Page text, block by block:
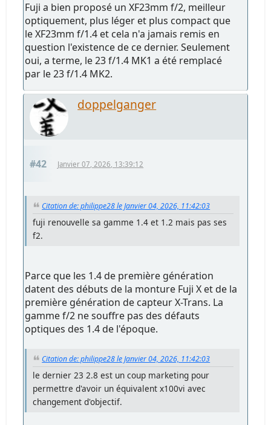
Fuji a bien proposé un XF23mm f/2, meilleur
optiquement, plus léger et plus compact que
le XF23mm f/1.4 et cela n'a jamais remis en
question l'existence de ce dernier. Seulement
oui, a terme, le 23 f/1.4 MK1 a été remplacé
par le 23 f/1.4 MK2.
doppelganger
#42 Janvier 07, 2026, 13:39:12
Citation de: philippe28 le Janvier 04, 2026, 11:42:03
fuji renouvelle sa gamme 1.4 et 1.2 mais pas ses
f2.
Parce que les 1.4 de première génération
datent des débuts de la monture Fuji X et de la
première génération de capteur X-Trans. La
gamme f/2 ne souffre pas des défauts
optiques des 1.4 de l'époque.
Citation de: philippe28 le Janvier 04, 2026, 11:42:03
le dernier 23 2.8 est un coup marketing pour
permettre d'avoir un équivalent x100vi avec
changement d'objectif.